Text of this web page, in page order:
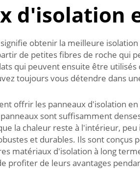
d'isolation
obtenir la meilleure
de petites fibres de roche
qui peuvent ensuite être
toujours vous détendre dans
offrir les panneaux d'isolation
sont suffisamment
la chaleur reste à l'intérieur,
et durables. Ils sont
matériaux d'isolation à long
profiter de leurs avantages